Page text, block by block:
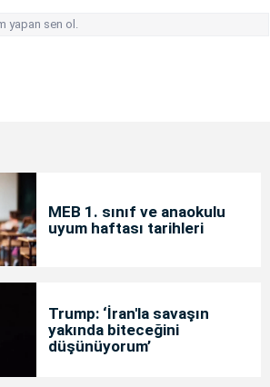
yapan sen ol.
MEB 1. sınıf ve anaokulu
uyum haftası tarihleri
Trump: ‘İran'la savaşın
yakında biteceğini
düşünüyorum’